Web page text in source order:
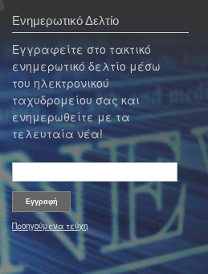
Ενημερωτικό Δελτίο
Εγγραφείτε στο τακτικό
ενημερωτικό δελτίο μέσω
του ηλεκτρονικού
ταχυδρομείου σας και
ενημερωθείτε με τα
τελευταία νέα!
Προηγούμενα τεύχη